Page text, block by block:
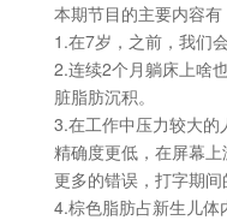
本期节目的主要内容有
1.在7岁，之前，我们
2.连续2个月躺床上啥
脏脂肪沉积。
3.在工作中压力较大的
精确度更低，在屏幕
更多的错误，打字期间
4.棕色脂肪占新生儿